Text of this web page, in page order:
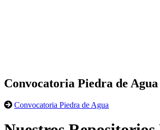
Convocatoria Piedra de Agua
Convocatoria Piedra de Agua